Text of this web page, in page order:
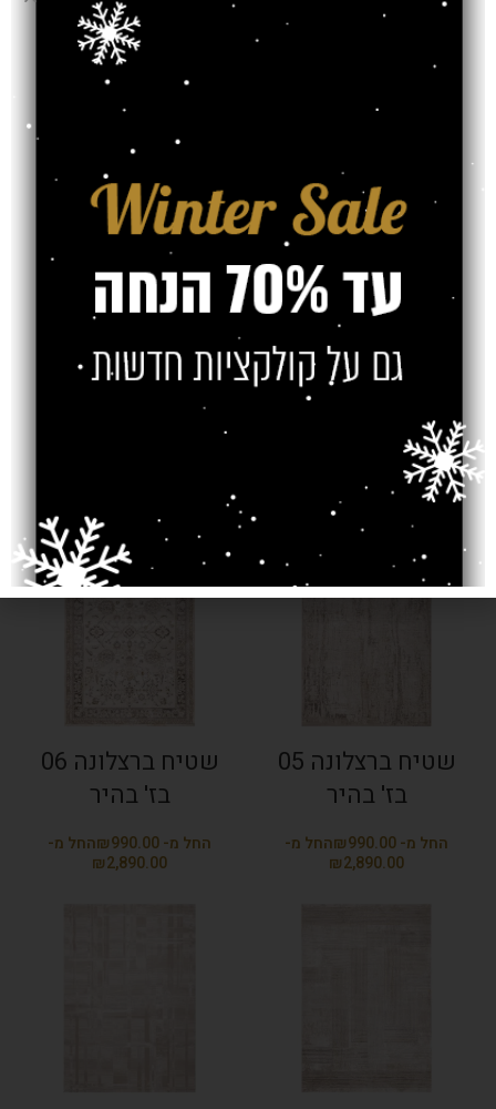
שטיח דגם 1052C
קרם טורקיז
שטיח ברצלונה 03
₪
שטיח ברצלונה 05
בז' בהיר
₪
₪
שטיח ברצלונה 06
בז' בהיר
₪
₪